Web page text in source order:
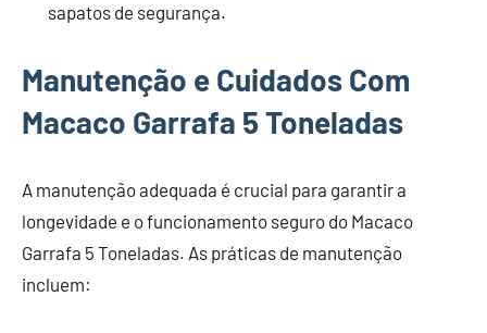
sapatos de segurança.
Manutenção e Cuidados Com
Macaco Garrafa 5 Toneladas
A manutenção adequada é crucial para garantir a
longevidade e o funcionamento seguro do Macaco
Garrafa 5 Toneladas. As práticas de manutenção
incluem: